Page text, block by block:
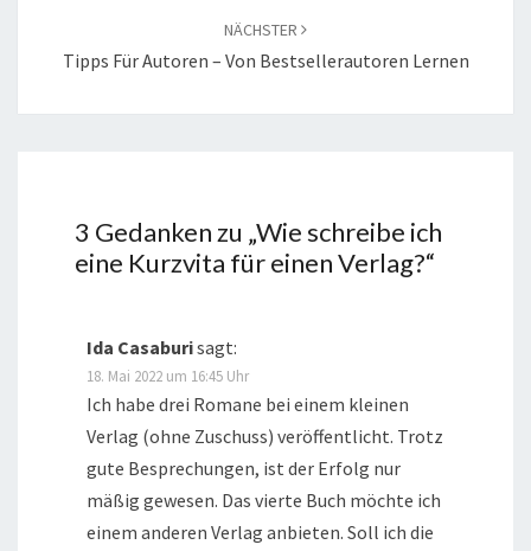
NÄCHSTER
Tipps Für Autoren – Von Bestsellerautoren Lernen
3 Gedanken zu „Wie schreibe ich
eine Kurzvita für einen Verlag?“
Ida Casaburisagt:
18. Mai 2022 um 16:45 Uhr
Ich habe drei Romane bei einem kleinen
Verlag (ohne Zuschuss) veröffentlicht. Trotz
gute Besprechungen, ist der Erfolg nur
mäßig gewesen. Das vierte Buch möchte ich
einem anderen Verlag anbieten. Soll ich die